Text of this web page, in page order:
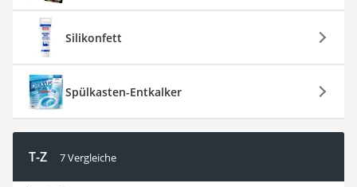
Silikonfett
Spülkasten-Entkalker
T-Z 7 Vergleiche